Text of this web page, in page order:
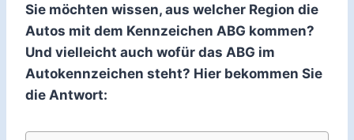
Sie möchten wissen, aus welcher Region die
Autos mit dem Kennzeichen ABG kommen?
Und vielleicht auch wofür das ABG im
Autokennzeichen steht? Hier bekommen Sie
die Antwort: